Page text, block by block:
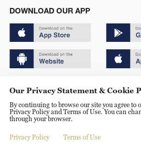
DOWNLOAD OUR APP
京ICP备20000184号
京公网安备 11010502050052号
Disinformation report hotline: 010-85061466
Our Privacy Statement & Cookie
By continuing to browse our site you agree to
Privacy Policy and Terms of Use. You can
through your browser.
Privacy Policy Terms of Use